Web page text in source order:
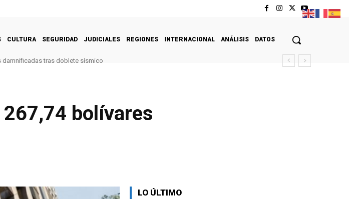
CULTURA SEGURIDAD JUDICIALES REGIONES INTERNACIONAL ANÁLISIS DATOS
tras doblete sísmico
bolívares
LO ÚLTIMO